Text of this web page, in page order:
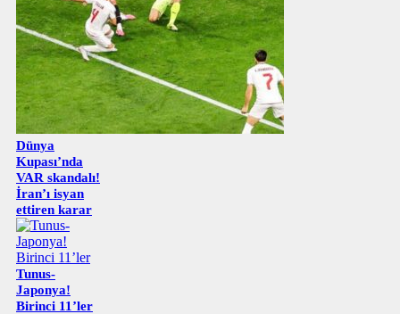
Dünya
Kupası’nda
VAR skandalı!
İran’ı isyan
ettiren karar
Tunus-
Japonya!
Birinci 11’ler